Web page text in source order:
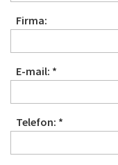
Firma:
E-mail: *
Telefon: *